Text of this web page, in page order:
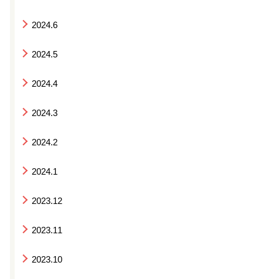
2024.6
2024.5
2024.4
2024.3
2024.2
2024.1
2023.12
2023.11
2023.10